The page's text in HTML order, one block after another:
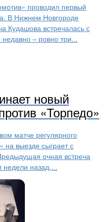
проводил первый
В Нижнем Новгороде
Кудашова встречалась с
– ровно три...
новый
«Торпедо»
матче регулярного
на выезде сыграет с
очная встреча
недели назад,...